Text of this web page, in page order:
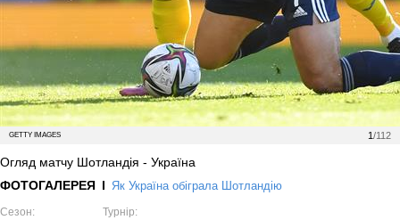
1 /112
GETTY IMAGES
Огляд матчу Шотландія - Україна
ФОТОГАЛЕРЕЯ
Як Україна обіграла Шотландію
Сезон: Турнір: